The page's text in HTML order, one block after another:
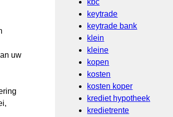
uw
keytrade
keytrade bank
klein
kleine
kopen
kosten
kosten koper
krediet hypotheek
kredietrente